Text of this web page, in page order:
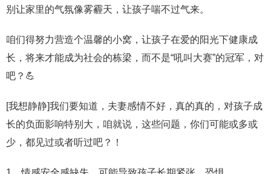
别让家里的气氛像雾霾天，让孩子喘不过气来。
咱们得努力营造个温馨的小窝，让孩子在爱的阳光下健康成
长，将来才能成为社会的栋梁，而不是“吼叫大赛”的冠军，对
吧？💪
[我想静静]我们要知道，夫妻感情不好，真的真的，对孩子成
长的负面影响特别大，咱就说，这些问题，你们可能或多或
少，都见过或者听过吧？！